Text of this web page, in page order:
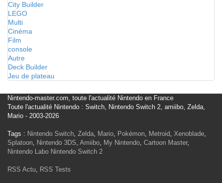
City Builder
LEGO
Multi
Cinéma
Film
console
Autre
Deck Builder
Jeu de plateau
Nintendo-master.com, toute l'actualité Nintendo en France
Toute l'actualité Nintendo : Switch, Nintendo Switch 2, amiibo, Zelda,
Mario - 2003-2026
Tags : Nintendo Switch, Zelda, Mario, Pokémon, Metroid, Xenoblade,
Splatoon, Nintendo 3DS, Amiibo, My Nintendo, Cartoon Master,
Nintendo Labo Nintendo Switch 2
RSS Actu, RSS Tests